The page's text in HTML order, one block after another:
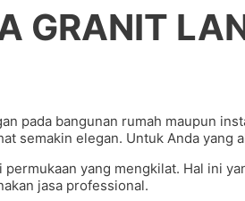
GRANIT
pada bangunan rumah maupun
semakin elegan. Untuk Anda
yang mengkilat. Hal ini
jasa professional.